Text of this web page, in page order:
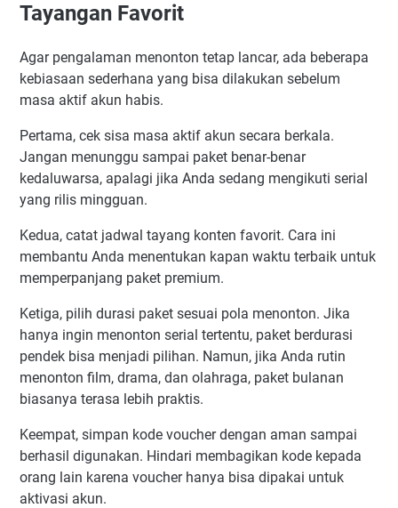
Tayangan Favorit
Agar pengalaman menonton tetap lancar, ada beberapa
kebiasaan sederhana yang bisa dilakukan sebelum
masa aktif akun habis.
Pertama, cek sisa masa aktif akun secara berkala.
Jangan menunggu sampai paket benar-benar
kedaluwarsa, apalagi jika Anda sedang mengikuti serial
yang rilis mingguan.
Kedua, catat jadwal tayang konten favorit. Cara ini
membantu Anda menentukan kapan waktu terbaik untuk
memperpanjang paket premium.
Ketiga, pilih durasi paket sesuai pola menonton. Jika
hanya ingin menonton serial tertentu, paket berdurasi
pendek bisa menjadi pilihan. Namun, jika Anda rutin
menonton film, drama, dan olahraga, paket bulanan
biasanya terasa lebih praktis.
Keempat, simpan kode voucher dengan aman sampai
berhasil digunakan. Hindari membagikan kode kepada
orang lain karena voucher hanya bisa dipakai untuk
aktivasi akun.